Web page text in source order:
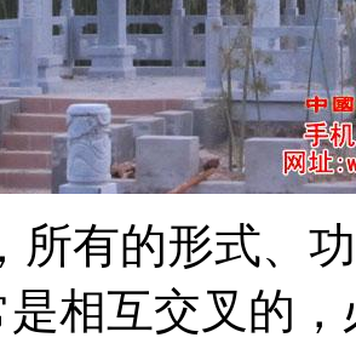
有的形式、
是相互交叉的